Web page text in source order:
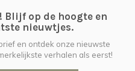
Blijf op de hoogte en
nieuwtjes.
en ontdek onze nieuwste
verhalen als eerst!